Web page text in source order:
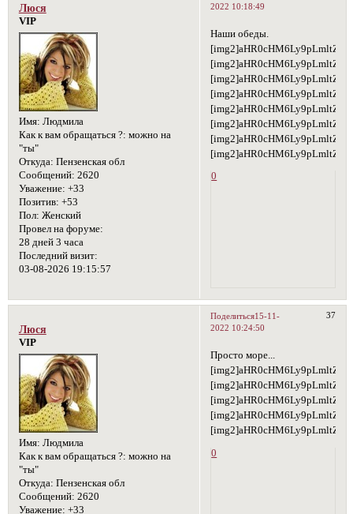
2022 10:18:49
Люся
VIP
Имя: Людмила
Как к вам обращаться ?: можно на
"ты"
Откуда: Пензенская обл
Сообщений: 2620
Уважение: +33
Позитив: +53
Пол: Женский
Провел на форуме:
28 дней 3 часа
Последний визит:
03-08-2026 19:15:57
Наши обеды.
0
Поделиться 37
15-11-
2022 10:24:50
Люся
VIP
Имя: Людмила
Как к вам обращаться ?: можно на
"ты"
Откуда: Пензенская обл
Сообщений: 2620
Уважение: +33
Просто море...
0